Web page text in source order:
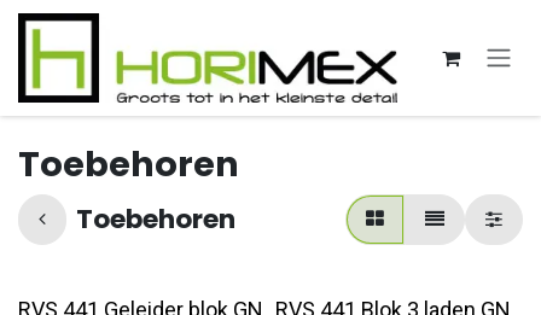
Overslaan naar inhoud
Toebehoren
Toebehoren
RVS 441 Geleider blok GN
RVS 441 Blok 3 laden GN